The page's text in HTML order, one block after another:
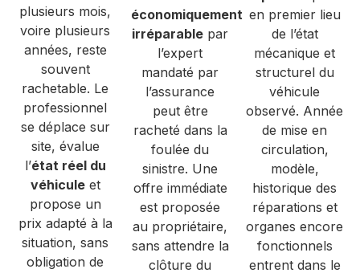
plusieurs mois,
voire plusieurs
années, reste
souvent
rachetable. Le
professionnel
se déplace sur
site, évalue
l’état réel du
véhiculeet
propose un
prix adapté à la
situation, sans
obligation de
économiquement
irréparable par
l’expert
mandaté par
l’assurance
peut être
racheté dans la
foulée du
sinistre. Une
offre immédiate
est proposée
au propriétaire,
sans attendre la
clôture du
en premier lieu
de l’état
mécanique et
structurel du
véhicule
observé. Année
de mise en
circulation,
modèle,
historique des
réparations et
organes encore
fonctionnels
entrent dans le